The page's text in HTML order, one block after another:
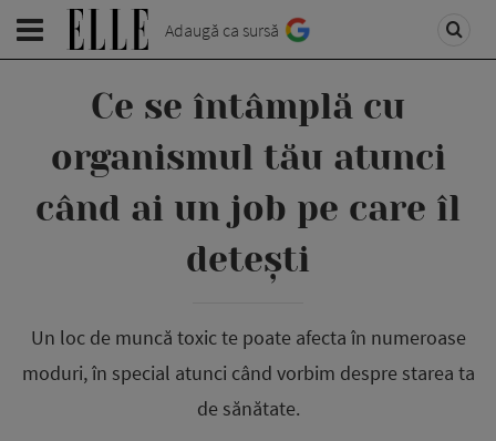
Adaugă ca sursă
Ce se întâmplă cu
organismul tău atunci
când ai un job pe care îl
detești
Un loc de muncă toxic te poate afecta în numeroase
moduri, în special atunci când vorbim despre starea ta
de sănătate.